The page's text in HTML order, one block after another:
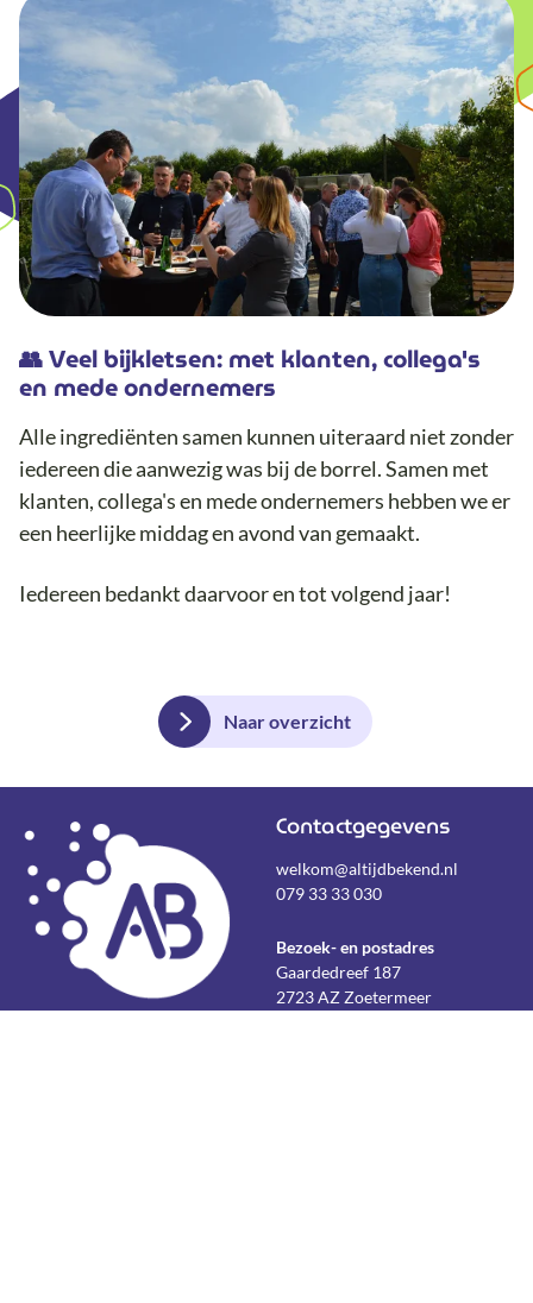
👥 Veel bijkletsen: met klanten, collega's
en mede ondernemers
Alle ingrediënten samen kunnen uiteraard niet zonder
iedereen die aanwezig was bij de borrel. Samen met
klanten, collega's en mede ondernemers hebben we er
een heerlijke middag en avond van gemaakt.
Iedereen bedankt daarvoor en tot volgend jaar!
Naar overzicht
Contactgegevens
welkom@altijdbekend.nl
079 33 33 030
Bezoek- en postadres
Gaardedreef 187
2723 AZ Zoetermeer